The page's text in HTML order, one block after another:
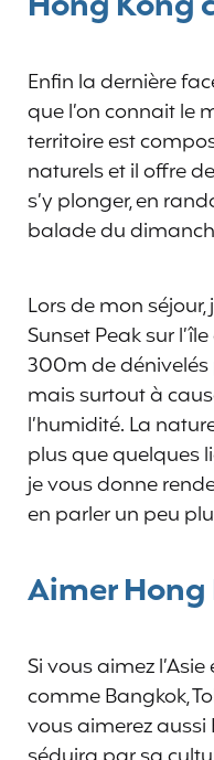
Enfin la dernière
que l’on connait le
territoire est
naturels et il offre
s’y plonger, en
balade du
Lors de mon séjour,
Sunset Peak sur
300m de
mais surtout à
l’humidité. La
plus que quelques
je vous donne
en parler un peu
Aimer Hong
Si vous aimez
comme Bangkok,
vous aimerez aussi